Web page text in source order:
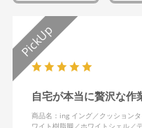
自宅が本当に贅沢な作
商品名：ing イング／クッション